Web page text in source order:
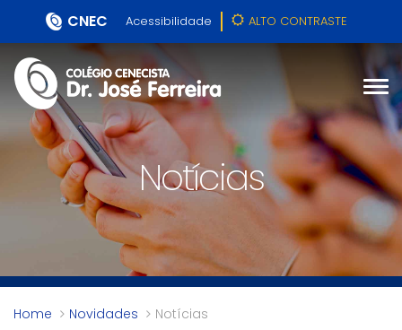
CNEC Acessibilidade ALTO CONTRASTE
Notícias
Home Novidades Notícias